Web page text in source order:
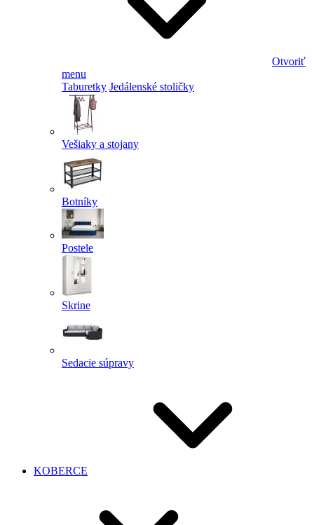
Otvoriť
menu
Taburetky Jedálenské stoličky
Vešiaky a stojany
Botníky
Postele
Skrine
Sedacie súpravy
KOBERCE